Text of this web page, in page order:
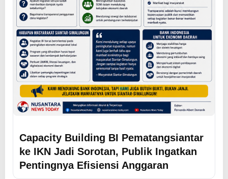
Capacity Building BI Pematangsiantar
ke IKN Jadi Sorotan, Publik Ingatkan
Pentingnya Efisiensi Anggaran